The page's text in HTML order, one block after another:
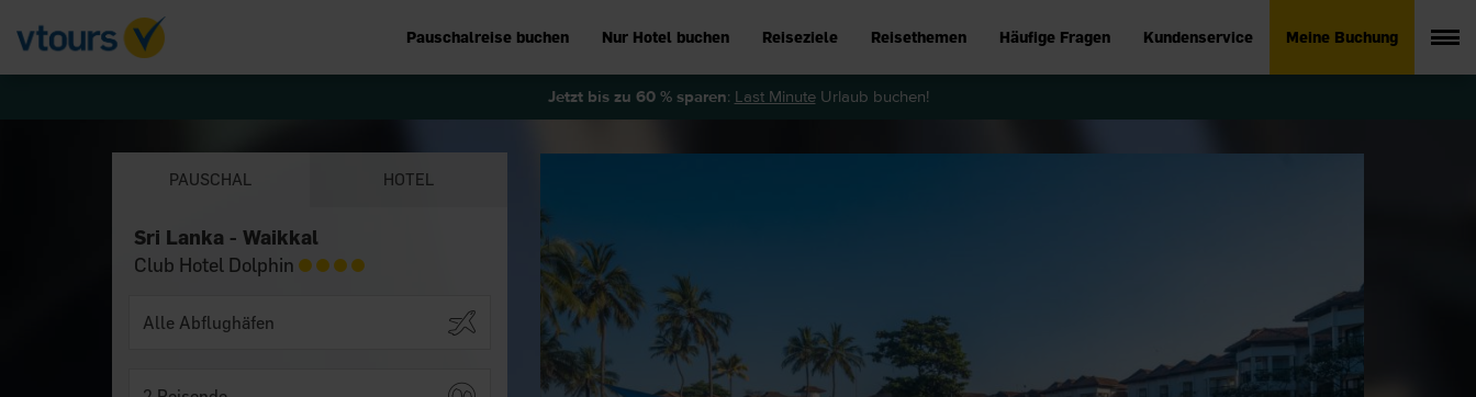
Pauschalreise buchen Nur Hotel buchen Reiseziele Reisethemen Häufige Fragen Kundenservice Meine Buchung
Jetzt bis zu 60 % sparen: Last MinuteUrlaub buchen!
PAUSCHAL HOTEL
Sri Lanka - Waikkal
Club Hotel Dolphin